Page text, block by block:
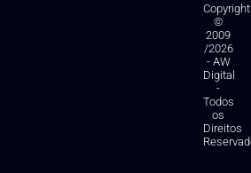
Copyright
©
2009
/2026
- AW
Digital
-
Todos
os
Direitos